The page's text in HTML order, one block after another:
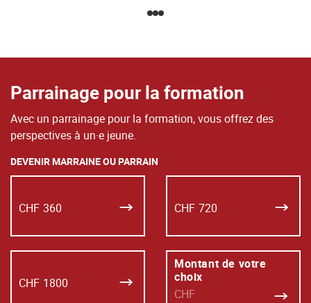
Parrainage pour la formation
Avec un parrainage pour la formation, vous offrez des
perspectives à un·e jeune.
DEVENIR MARRAINE OU PARRAIN
CHF 360 CHF 720
CHF 1800
Montant de votre
choix